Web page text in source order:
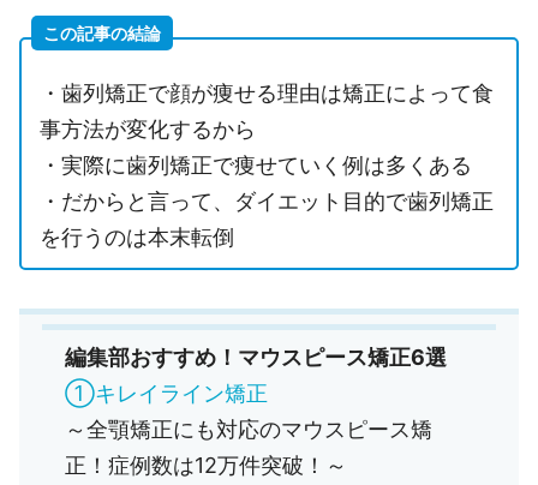
この記事の結論
・歯列矯正で顔が痩せる理由は矯正によって食
事方法が変化するから
・実際に歯列矯正で痩せていく例は多くある
・だからと言って、ダイエット目的で歯列矯正
を行うのは本末転倒
編集部おすすめ！マウスピース矯正6選
①キレイライン矯正
～全顎矯正にも対応のマウスピース矯
正！症例数は12万件突破！～